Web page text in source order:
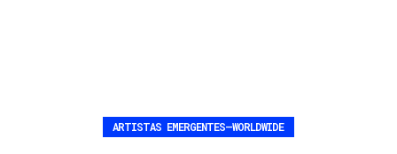
ARTISTAS EMERGENTES–WORLDWIDE